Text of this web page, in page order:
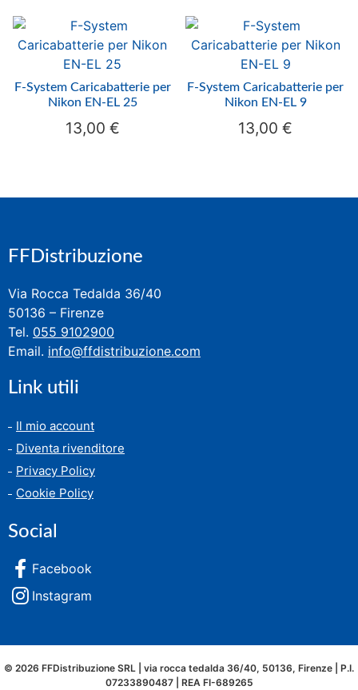
F-System Caricabatterie per
Nikon EN-EL 25
13,00 €
F-System Caricabatterie per
Nikon EN-EL 9
13,00€
FFDistribuzione
Via Rocca Tedalda 36/40
50136 – Firenze
Tel. 055 9102900
Email. info@ffdistribuzione.com
Link utili
Il mio account
Diventa rivenditore
Privacy Policy
Cookie Policy
Social
Facebook
Instagram
© 2026 FFDistribuzione SRL | via rocca tedalda 36/40, 50136, Firenze | P.I.
07233890487 | REA FI-689265